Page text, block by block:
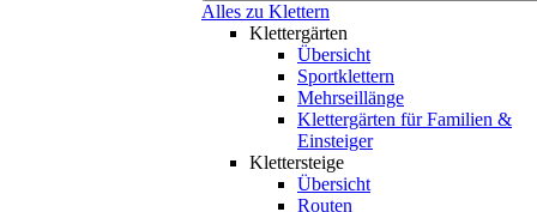
Alles zu Klettern
Klettergärten
Übersicht
Sportklettern
Mehrseillänge
Klettergärten für Familien &
Einsteiger
Klettersteige
Übersicht
Routen